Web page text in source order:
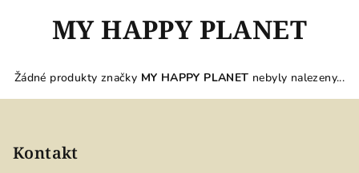
košík
MY HAPPY PLANET
Žádné produkty značky MY HAPPY PLANET nebyly nalezeny...
Kontakt